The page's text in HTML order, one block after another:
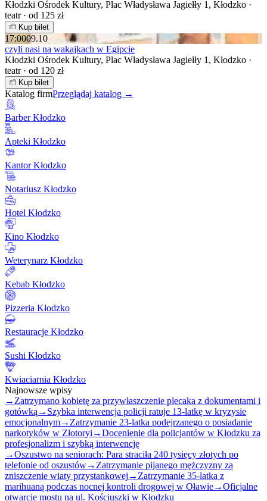
Kłodzki Ośrodek Kultury, Plac Władysława Jagiełły 1, Kłodzko ·
teatr · od 125 zł
Kup bilet
17:0009.10
czyli nasi na wakajkach w Egipcie
Kłodzki Ośrodek Kultury, Plac Władysława Jagiełły 1, Kłodzko ·
teatr · od 120 zł
Kup bilet
Katalog firmPrzeglądaj katalog →
Barber Kłodzko
Apteki Kłodzko
Kantor Kłodzko
Notariusz Kłodzko
Hotel Kłodzko
Kino Kłodzko
Weterynarz Kłodzko
Kebab Kłodzko
Pizzeria Kłodzko
Restauracje Kłodzko
Sushi Kłodzko
Kwiaciarnia Kłodzko
Najnowsze wpisy
→ Zatrzymano kobietę za przywłaszczenie plecaka z dokumentami i
gotówką → Szybka interwencja policji ratuje 13-latkę w kryzysie
emocjonalnym→ Zatrzymanie 23-latka podejrzanego o posiadanie
narkotyków w Złotoryi →Docenienie dla policjantów w Kłodzku za
profesjonalizm i szybką interwencję
→Oszustwo na seniorach: Para straciła 240 tysięcy złotych po
telefonie od oszustów→ Zatrzymanie pijanego mężczyzny za
zniszczenie wiaty przystankowej → Zatrzymanie 35-latka z
marihuaną podczas nocnej kontroli drogowej w Oławie→Oficjalne
otwarcie mostu na ul. Kościuszki w Kłodzku